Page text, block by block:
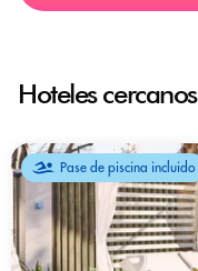
Hoteles cercanos
Pase de piscina incluido